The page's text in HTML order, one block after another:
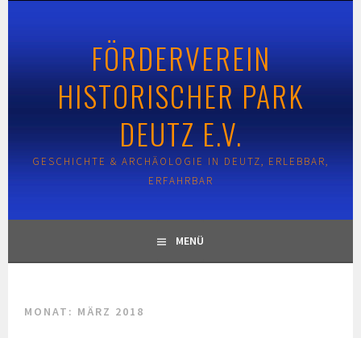
FÖRDERVEREIN
HISTORISCHER PARK
DEUTZ E.V.
GESCHICHTE & ARCHÄOLOGIE IN DEUTZ, ERLEBBAR,
ERFAHRBAR
MENÜ
MONAT: MÄRZ 2018